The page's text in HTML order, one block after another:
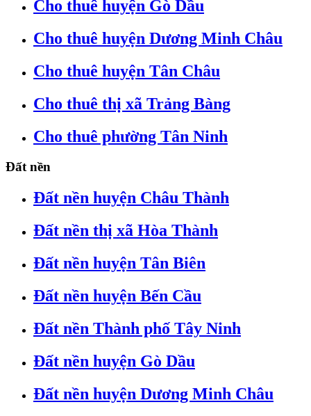
Cho thuê huyện Gò Dầu
Cho thuê huyện Dương Minh Châu
Cho thuê huyện Tân Châu
Cho thuê thị xã Trảng Bàng
Cho thuê phường Tân Ninh
Đất nền
Đất nền huyện Châu Thành
Đất nền thị xã Hòa Thành
Đất nền huyện Tân Biên
Đất nền huyện Bến Cầu
Đất nền Thành phố Tây Ninh
Đất nền huyện Gò Dầu
Đất nền huyện Dương Minh Châu